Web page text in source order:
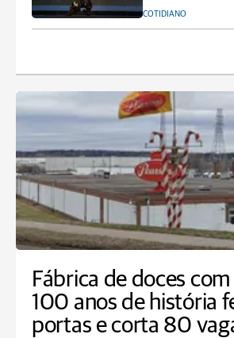
COTIDIANO
Fábrica de doces
100 anos de história
portas e corta 80